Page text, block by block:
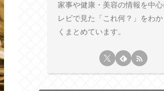
家事や健康・美容の情報を中
レビで見た「これ何？」をわ
くまとめています。